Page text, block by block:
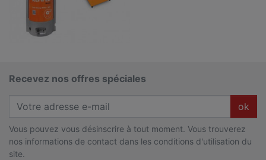
Recevez nos offres spéciales
ok
Vous pouvez vous désinscrire à tout moment. Vous trouverez
nos informations de contact dans les conditions d'utilisation du
site.